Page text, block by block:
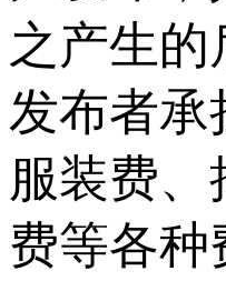
之产生的
发布者承
服装费、
费等各种